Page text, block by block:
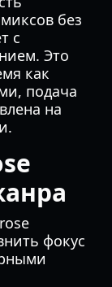
без
с
Это
как
подача
на
фокус